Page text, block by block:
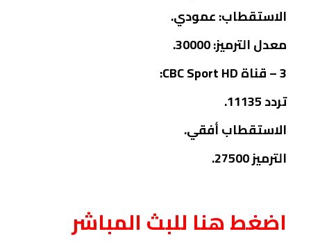
الاستقطاب: عمودي.
معدل الترميز: 30000.
3 – قناة CBC Sport HD:
تردد 11135.
الاستقطاب أفقي.
الترميز 27500.
اضغط هنا للبث المباشر